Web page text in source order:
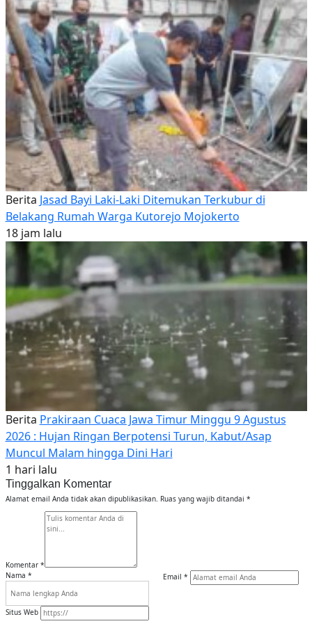
Berita Jasad Bayi Laki-Laki Ditemukan Terkubur di
Belakang Rumah Warga Kutorejo Mojokerto
18 jam lalu
Berita Prakiraan Cuaca Jawa Timur Minggu 9 Agustus
2026 : Hujan Ringan Berpotensi Turun, Kabut/Asap
Muncul Malam hingga Dini Hari
1 hari lalu
Tinggalkan Komentar
Alamat email Anda tidak akan dipublikasikan. Ruas yang wajib ditandai *
Komentar *
Nama * Email *
Situs Web